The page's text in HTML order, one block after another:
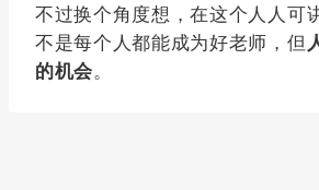
不过换个角度想，在这个人人可
不是每个人都能成为好老师，但
的机会。